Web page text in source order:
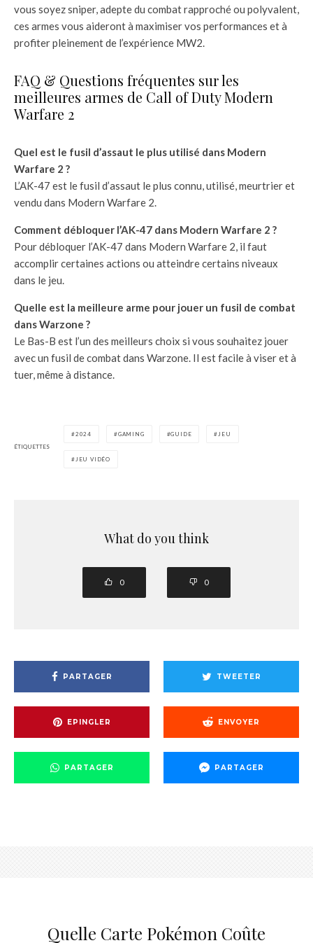
vous soyez sniper, adepte du combat rapproché ou polyvalent,
ces armes vous aideront à maximiser vos performances et à
profiter pleinement de l’expérience MW2.
FAQ & Questions fréquentes sur les
meilleures armes de Call of Duty Modern
Warfare 2
Quel est le fusil d’assaut le plus utilisé dans Modern
Warfare 2 ?
L’AK-47 est le fusil d’assaut le plus connu, utilisé, meurtrier et
vendu dans Modern Warfare 2.
Comment débloquer l’AK-47 dans Modern Warfare 2 ?
Pour débloquer l’AK-47 dans Modern Warfare 2, il faut
accomplir certaines actions ou atteindre certains niveaux
dans le jeu.
Quelle est la meilleure arme pour jouer un fusil de combat
dans Warzone ?
Le Bas-B est l’un des meilleurs choix si vous souhaitez jouer
avec un fusil de combat dans Warzone. Il est facile à viser et à
tuer, même à distance.
ÉTIQUETTES
2024 GAMING GUIDE JEU
JEU VIDÉO
What do you think
0 0
PARTAGER TWEETER
EPINGLER ENVOYER
PARTAGER PARTAGER
Quelle Carte Pokémon Coûte